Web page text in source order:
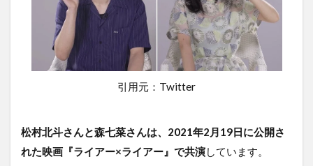
引用元：Twitter
松村北斗さんと森七菜さんは、2021年2月19日に公開さ
れた映画『ライアー×ライアー』で共演しています。